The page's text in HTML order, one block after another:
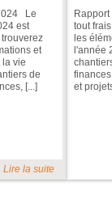
Le
est
et
la vie
de
[...]
Lire la suite
tout
les
l'année
et